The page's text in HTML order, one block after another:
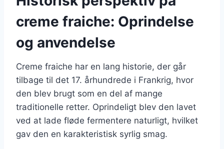
creme fraiche: Oprindelse
og anvendelse
Creme fraiche har en lang historie, der går
tilbage til det 17. århundrede i Frankrig, hvor
den blev brugt som en del af mange
traditionelle retter. Oprindeligt blev den lavet
ved at lade fløde fermentere naturligt, hvilket
gav den en karakteristisk syrlig smag.